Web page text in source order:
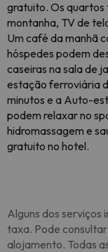
gratuito. Os quartos
montanha, TV de
Um café da manhã
hóspedes podem
caseiras na sala de
estação ferroviária
minutos e a Auto-
podem relaxar no
hidromassagem e
gratuito no hotel.
Alguns dos serviços
taxa. Pode
alojamento. Todas